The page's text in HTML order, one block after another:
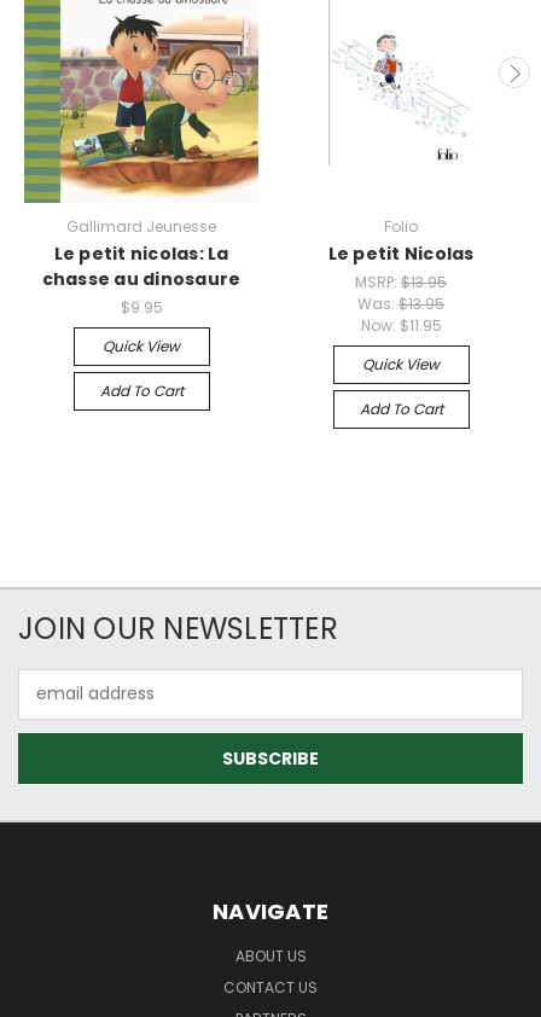
Gallimard Jeunesse
Le petit nicolas: La
chasse au dinosaure
$9.95
Quick View
Add To Cart
Folio
Le petit Nicolas
MSRP: $13.95
Was: $13.95
Now: $11.95
Quick View
Add To Cart
JOIN OUR NEWSLETTER
Address
NAVIGATE
ABOUT US
CONTACT US